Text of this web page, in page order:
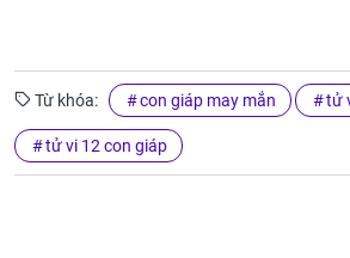
Từ khóa: con giáp may mắn tử
tử vi 12 con giáp